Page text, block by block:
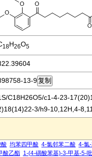
18H26O5
13-9
C18H26O5/c1-4-23-
3/h9-10,12H,4-
均苯四甲酸 4-氯邻苯二酸 4-氯
酸乙酯 1-(4-磺酸苯基)-3-甲基-5-